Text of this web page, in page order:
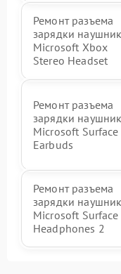
Ремонт разъема
зарядки
Microsoft Xbox
Stereo Headset
Ремонт разъема
зарядки
Microsoft Surface
Earbuds
Ремонт разъема
зарядки
Microsoft Surface
Headphones 2